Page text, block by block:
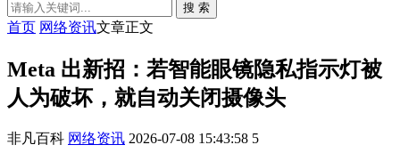
搜 索
首页 网络资讯文章正文
Meta 出新招：若智能眼镜隐私指示灯被
人为破坏，就自动关闭摄像头
非凡百科 网络资讯 2026-07-08 15:43:58 5